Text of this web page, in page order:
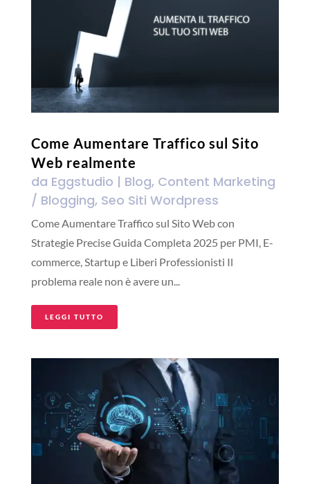
Come Aumentare Traffico sul Sito
Web realmente
da Eggstudio | Blog, Content Marketing
/ Blogging, Seo Siti Wordpress
Come Aumentare Traffico sul Sito Web con
Strategie Precise Guida Completa 2025 per PMI, E-
commerce, Startup e Liberi Professionisti Il
problema reale non è avere un...
LEGGI TUTTO